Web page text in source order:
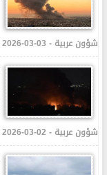
شؤون عربية - 03-03-2026 10:03 AM
شؤون عربية - 02-03-2026 01:30 PM